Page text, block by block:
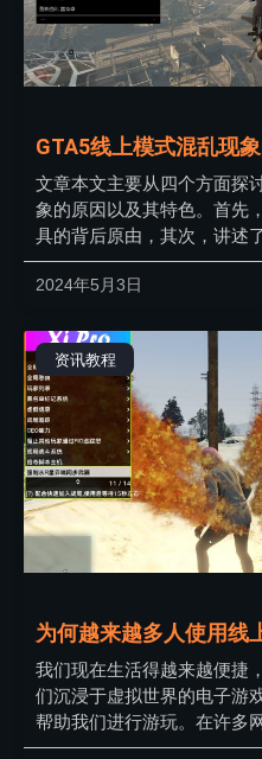
GTA5线上模式混乱现
文章本文主要从四个方面探
象的原因以及其特色。首先
具的背后原由，其次，讲述
2024年5月3日
资讯教程
为何越来越多人使用线
我们现在生活得越来越便捷
们沉浸于虚拟世界的电子游
帮助我们进行游玩。在许多